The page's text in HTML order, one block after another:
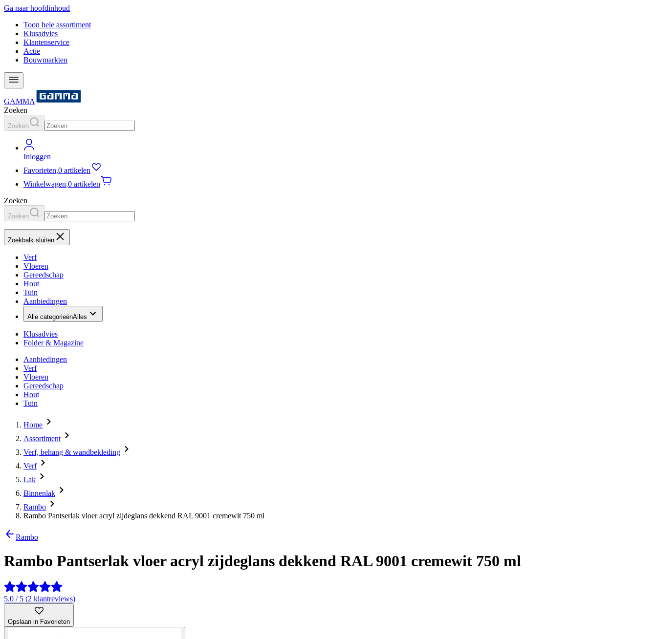
Ga naar hoofdinhoud
Toon hele assortiment
Klusadvies
Klantenservice
Actie
Bouwmarkten
GAMMA
Zoeken
Zoeken
Inloggen
Favorieten,0 artikelen
Winkelwagen,0 artikelen
Zoeken
Zoeken
Zoekbalk sluiten
Verf
Vloeren
Gereedschap
Hout
Tuin
Aanbiedingen
Alle categorieënAlles
Klusadvies
Folder & Magazine
Aanbiedingen
Verf
Vloeren
Gereedschap
Hout
Tuin
Home
Assortiment
Verf, behang & wandbekleding
Verf
Lak
Binnenlak
Rambo
Rambo Pantserlak vloer acryl zijdeglans dekkend RAL 9001 cremewit 750 ml
Rambo
Rambo Pantserlak vloer acryl zijdeglans dekkend RAL 9001 cremewit 750 ml
5.0 / 5 (2 klantreviews)
Opslaan in Favorieten